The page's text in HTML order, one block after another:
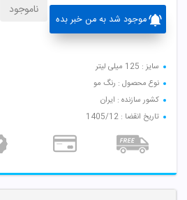
موجود شد به من خبر بده
ناموجود
سایز : 125 میلی لیتر
نوع محصول : رنگ مو
کشور سازنده : ایران
تاریخ انقضا : 1405/12